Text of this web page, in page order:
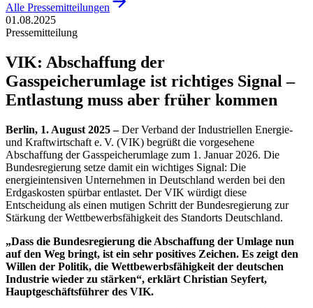
Alle Pressemitteilungen
01.08.2025
Pressemitteilung
VIK: Abschaffung der
Gasspeicherumlage ist richtiges Signal –
Entlastung muss aber früher kommen
Berlin, 1. August 2025 –Der Verband der Industriellen Energie-
und Kraftwirtschaft e. V. (VIK) begrüßt die vorgesehene
Abschaffung der Gasspeicherumlage zum 1. Januar 2026. Die
Bundesregierung setze damit ein wichtiges Signal: Die
energieintensiven Unternehmen in Deutschland werden bei den
Erdgaskosten spürbar entlastet. Der VIK würdigt diese
Entscheidung als einen mutigen Schritt der Bundesregierung zur
Stärkung der Wettbewerbsfähigkeit des Standorts Deutschland.
„Dass die Bundesregierung die Abschaffung der Umlage nun
auf den Weg bringt, ist ein sehr positives Zeichen. Es zeigt den
Willen der Politik, die Wettbewerbsfähigkeit der deutschen
Industrie wieder zu stärken“, erklärt Christian Seyfert,
Hauptgeschäftsführer des VIK.